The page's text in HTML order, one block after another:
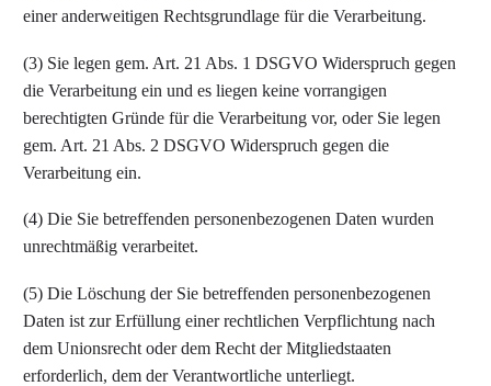
einer anderweitigen Rechtsgrundlage für die Verarbeitung.
(3) Sie legen gem. Art. 21 Abs. 1 DSGVO Widerspruch gegen
die Verarbeitung ein und es liegen keine vorrangigen
berechtigten Gründe für die Verarbeitung vor, oder Sie legen
gem. Art. 21 Abs. 2 DSGVO Widerspruch gegen die
Verarbeitung ein.
(4) Die Sie betreffenden personenbezogenen Daten wurden
unrechtmäßig verarbeitet.
(5) Die Löschung der Sie betreffenden personenbezogenen
Daten ist zur Erfüllung einer rechtlichen Verpflichtung nach
dem Unionsrecht oder dem Recht der Mitgliedstaaten
erforderlich, dem der Verantwortliche unterliegt.